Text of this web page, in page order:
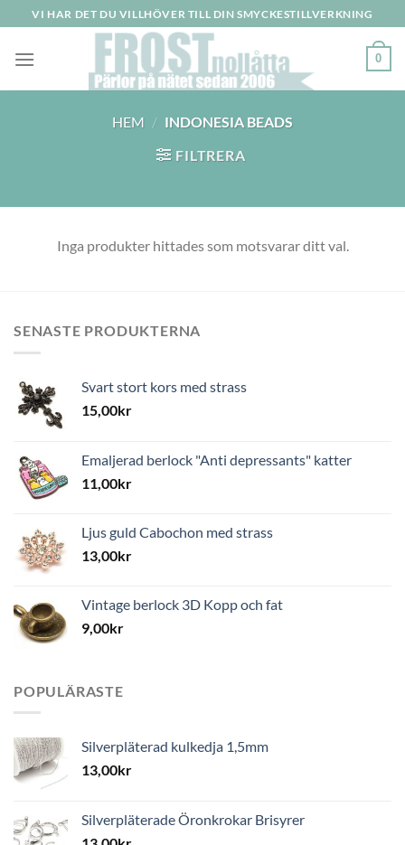
to
content
VI HAR DET DU VILLHÖVER TILL DIN SMYCKESTILLVERKNING
0
HEM / INDONESIA BEADS
FILTRERA
Inga produkter hittades som motsvarar ditt val.
SENASTE PRODUKTERNA
Svart stort kors med strass
15,00kr
Emaljerad berlock "Anti depressants" katter
11,00kr
Ljus guld Cabochon med strass
13,00kr
Vintage berlock 3D Kopp och fat
9,00kr
POPULÄRASTE
Silverpläterad kulkedja 1,5mm
13,00kr
Silverpläterade Öronkrokar Brisyrer